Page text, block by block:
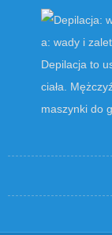
a: wady i
Depilacja to
ciała.
maszynki do